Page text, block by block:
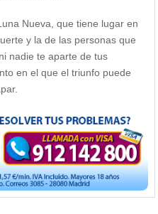
Nueva, que tiene lugar en
y la de las personas que
nadie te aparte de tus
en el que el triunfo puede